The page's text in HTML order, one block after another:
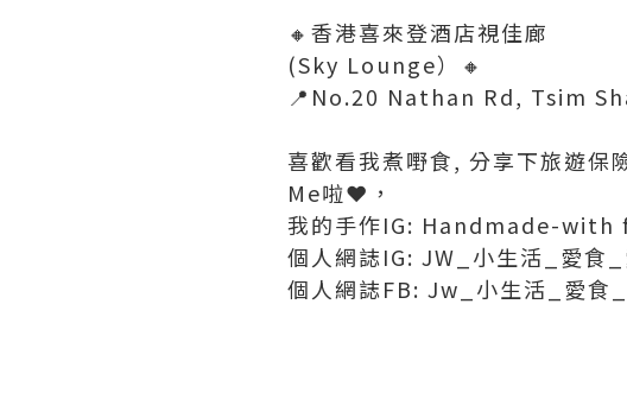
🔸香港喜來登酒店視佳廊
(Sky Lounge）🔸
📍No.20 Nathan Rd, Tsim
喜歡看我煮嘢食, 分享下旅遊保
Me啦❤️，
我的手作IG: Handmade-
個人網誌IG: JW_小生活_愛
個人網誌FB: Jw_小生活_愛